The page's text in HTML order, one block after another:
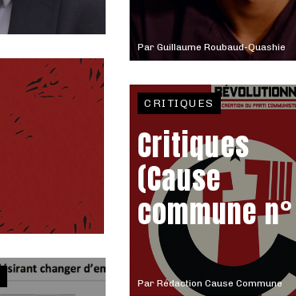
Par Guillaume Roubaud-Quashie
Par Rédaction Cause Commune
CRITIQUES
Critiques
(Cause
commune